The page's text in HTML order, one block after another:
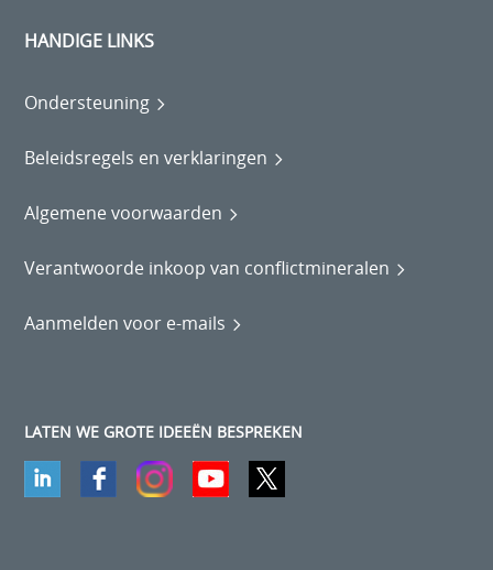
HANDIGE LINKS
Ondersteuning
Beleidsregels en verklaringen
Algemene voorwaarden
Verantwoorde inkoop van conflictmineralen
Aanmelden voor e-mails
LATEN WE GROTE IDEEËN BESPREKEN